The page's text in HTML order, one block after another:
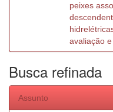
peixes
avaliação
Busca refinada
Assunto